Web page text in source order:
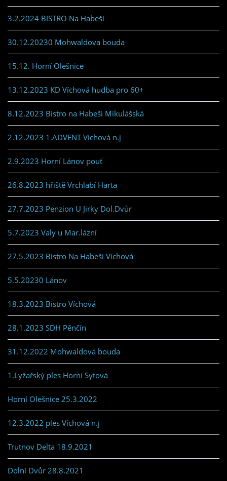
3.2.2024 BISTRO Na Habeši
30.12.20230 Mohwaldova bouda
15.12. Horní Olešnice
13.12.2023 KD Víchová hudba pro 60+
8.12.2023 Bistro na Habeši Mikulášská
2.12.2023 1.ADVENT Víchová n.j
2.9.2023 Horní Lánov pouť
26.8.2023 hřiště Vrchlabí Harta
27.7.2023 Penzion U Jirky Dol.Dvůr
5.7.2023 Valy u Mar.lázní
27.5.2023 Bistro Na Habeši Víchová
5.5.20230 Lánov
18.3.2023 Bistro Víchová
28.1.2023 SDH Pěnčín
31.12.2022 Mohwaldova bouda
1.Lyžařský ples Horní Sytová
Horní Olešnice 25.3.2022
12.3.2022 ples Víchová n.j
Trutnov Delta 18.9.2021
Dolní Dvůr 28.8.2021